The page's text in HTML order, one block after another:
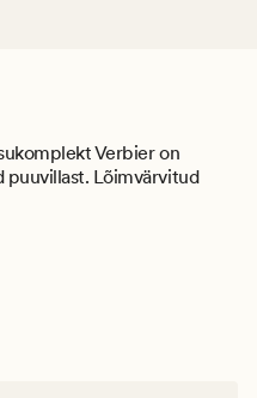
Verbier on
Lõimvärvitud